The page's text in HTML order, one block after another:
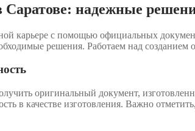
надежные
карьере с помощью официальных
решения. Работаем над
оригинальный документ,
в качестве изготовления. Важно